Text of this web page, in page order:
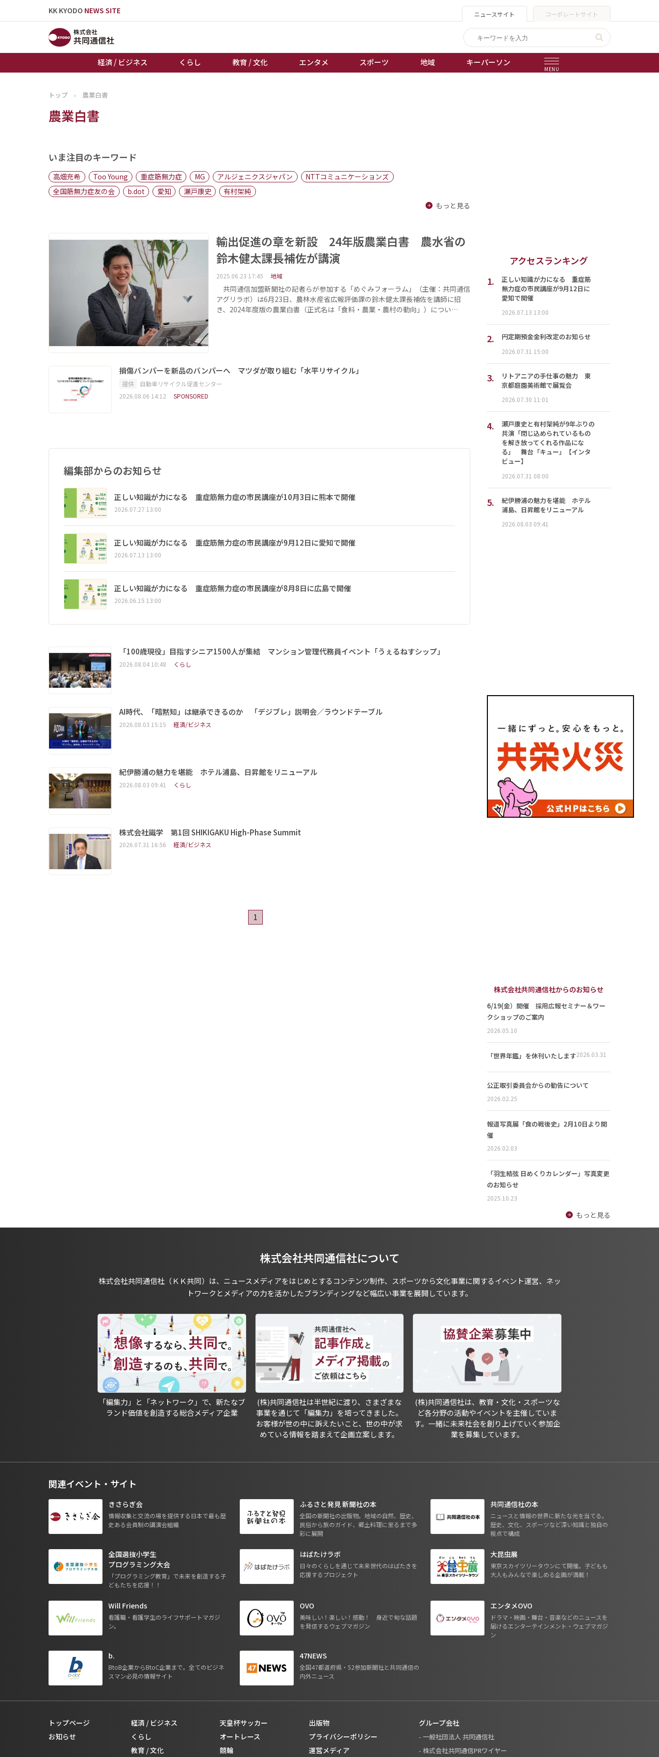
KK KYODO NEWS SITE ニュースサイト コーポレートサイト
経済 / ビジネス くらし 教育 / 文化 エンタメ スポーツ 地域 キーパーソン
MENU
トップページ
お知らせ
地域
キーパーソン
棋王戦
トップ › 農業白書
農業白書
いま注目のキーワード
高畑充希 Too Young 重症筋無力症 MG アルジェニクスジャパン
NTTコミュニケーションズ
全国筋無力症友の会
b.dot 愛知 瀬戸康史
有村架純
もっと見る
輸出促進の章を新設 24年版農業白書 農水省の
鈴木健太課長補佐が講演
2025.06.23 17:45 地域
共同通信加盟新聞社の記者らが参加する「めぐみフォーラム」（主催：共同通信
アグリラボ）は6月23日、農林水産省広報評価課の鈴木健太課長補佐を講師に招
き、2024年度版の農業白書（正式名は「食料・農業・農村の動向」）につい…
損傷バンパーを新品のバンパーへ マツダが取り組む「水平リサイクル」
提供
自動車リサイクル促進センター
2026.08.06 14:12
SPONSORED
編集部からのお知らせ
正しい知識が力になる 重症筋無力症の市民講座が10月3日に熊本で開催
2026.07.27 13:00
正しい知識が力になる 重症筋無力症の市民講座が9月12日に愛知で開催
2026.07.13 13:00
正しい知識が力になる 重症筋無力症の市民講座が8月8日に広島で開催
2026.06.15 13:00
「100歳現役」目指すシニア1500人が集結 マンション管理代務員イベント「うぇるねすシップ」
2026.08.04 10:48 くらし
AI時代、「暗黙知」は継承できるのか 「デジブレ」説明会／ラウンドテーブル
2026.08.03 15:15 経済/ビジネス
紀伊勝浦の魅力を堪能 ホテル浦島、日昇館をリニューアル
2026.08.03 09:41 くらし
株式会社識学 第1回 SHIKIGAKU High-Phase Summit
2026.07.31 16:56 経済/ビジネス
1
アクセスランキング
1.
正しい知識が力になる 重症筋
無力症の市民講座が9月12日に
愛知で開催
2026.07.13 13:00
2. 円定期預金金利改定のお知らせ
2026.07.31 15:00
3.
リトアニアの手仕事の魅力 東
京都庭園美術館で展覧会
2026.07.30 11:01
4.
瀬戸康史と有村架純が9年ぶりの
共演「閉じ込められているもの
を解き放ってくれる作品にな
る」 舞台「キュー」【インタ
ビュー】
2026.07.31 08:00
5.
紀伊勝浦の魅力を堪能 ホテル
浦島、日昇館をリニューアル
2026.08.03 09:41
株式会社共同通信社からのお知らせ
6/19(金）開催 採用広報セミナー＆ワー
クショップのご案内
2026.05.10
「世界年鑑」を休刊いたします2026.03.31
公正取引委員会からの勧告について
2026.02.25
報道写真展「食の戦後史」2月10日より開
催
2026.02.03
「羽生結弦 日めくりカレンダー」写真変更
のお知らせ
2025.10.23
もっと見る
株式会社共同通信社について
株式会社共同通信社（ＫＫ共同）は、ニュースメディアをはじめとするコンテンツ制作、スポーツから文化事業に関するイベント運営、ネッ
トワークとメディアの力を活かしたブランディングなど幅広い事業を展開しています。
「編集力」と「ネットワーク」で、新たなブ
ランド価値を創造する総合メディア企業
(株)共同通信社は半世紀に渡り、さまざまな
事業を通じて「編集力」を培ってきました。
お客様が世の中に訴えたいこと、世の中が求
めている情報を踏まえて企画立案します。
(株)共同通信社は、教育・文化・スポーツな
ど各分野の活動やイベントを主催していま
す。一緒に未来社会を創り上げていく参加企
業を募集しています。
関連イベント・サイト
きさらぎ会
情報収集と交流の場を提供する日本で最も歴
史ある会員制の講演会組織
ふるさと発見 新聞社の本
全国の新聞社の出版物。地域の自然、歴史、
民俗から旅のガイド、郷土料理に至るまで多
彩に展開
共同通信社の本
ニュースと情報の世界に新たな光を当てる。
歴史、文化、スポーツなど深い知識と独自の
視点で構成
全国選抜小学生
プログラミング大会
「プログラミング教育」で未来を創造する子
どもたちを応援！！
はばたけラボ
日々のくらしを通じて未来世代のはばたきを
応援するプロジェクト
大昆虫展
東京スカイツリータウンにて開催。子どもも
大人もみんなで楽しめる企画が満載！
Will Friends
看護職・看護学生のライフサポートマガジ
ン。
OVO
美味しい！楽しい！感動！ 身近で旬な話題
を発信するウェブマガジン
エンタメOVO
ドラマ・映画・舞台・音楽などのニュースを
届けるエンターテインメント・ウェブマガジ
ン
b.
BtoB企業からBtoC企業まで。全てのビジネ
スマン必見の情報サイト
47NEWS
全国47都道府県・52参加新聞社と共同通信の
内外ニュース
トップページ
お知らせ
経済 / ビジネス
くらし
教育 / 文化
天皇杯サッカー
オートレース
競輪
出版物
プライバシーポリシー
運営メディア
グループ会社
- 一般社団法人 共同通信社
- 株式会社共同通信PRワイヤー